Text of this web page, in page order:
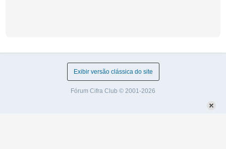
Exibir versão clássica do site
Fórum Cifra Club © 2001-2026